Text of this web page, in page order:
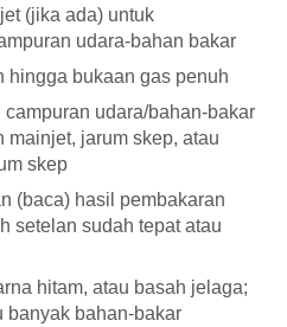
(jika ada) untuk
udara-bahan bakar
hingga bukaan gas penuh
campuran udara/bahan-bakar
mainjet, jarum skep, atau
skep
(baca) hasil pembakaran
setelan sudah tepat atau
hitam, atau basah jelaga;
banyak bahan-bakar